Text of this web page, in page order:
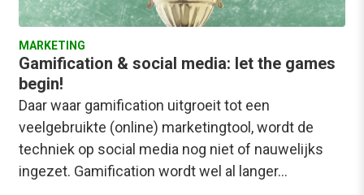
MARKETING
Gamification & social media: let the games
begin!
Daar waar gamification uitgroeit tot een
veelgebruikte (online) marketingtool, wordt de
techniek op social media nog niet of nauwelijks
ingezet. Gamification wordt wel al langer…